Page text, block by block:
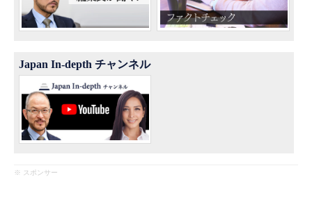
Japan In-depth チャンネル
※ スポンサー